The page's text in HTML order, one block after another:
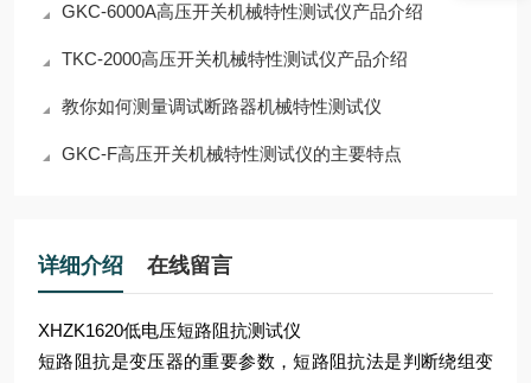
GKC-6000A高压开关机械特性测试仪产品介绍
TKC-2000高压开关机械特性测试仪产品介绍
教你如何测量调试断路器机械特性测试仪
GKC-F高压开关机械特性测试仪的主要特点
详细介绍 在线留言
XHZK1620低电压短路阻抗测试仪
短路阻抗是变压器的重要参数，短路阻抗法是判断绕组变